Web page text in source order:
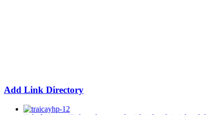
Add Link Directory